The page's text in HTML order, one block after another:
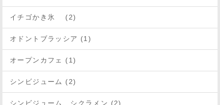
イチゴかき氷 (2)
オドントブラッシア (1)
オープンカフェ (1)
シンビジューム (2)
シンビジューム、シクラメン (2)